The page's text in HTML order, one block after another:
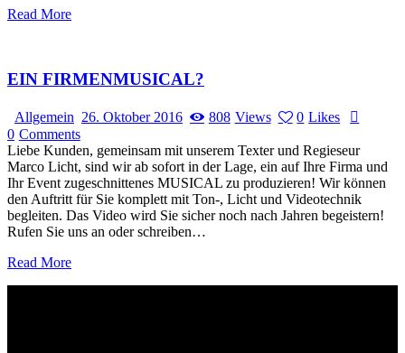
Read More
EIN FIRMENMUSICAL?
Allgemein 26. Oktober 2016 808 Views 0 Likes
0 Comments
Liebe Kunden, gemeinsam mit unserem Texter und Regieseur
Marco Licht, sind wir ab sofort in der Lage, ein auf Ihre Firma und
Ihr Event zugeschnittenes MUSICAL zu produzieren! Wir können
den Auftritt für Sie komplett mit Ton-, Licht und Videotechnik
begleiten. Das Video wird Sie sicher noch nach Jahren begeistern!
Rufen Sie uns an oder schreiben…
Read More